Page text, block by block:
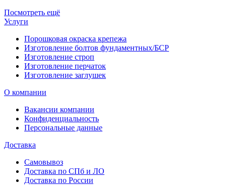
Посмотреть ещё
Услуги
Порошковая окраска крепежа
Изготовление болтов фундаментных/БСР
Изготовление строп
Изготовление перчаток
Изготовление заглушек
О компании
Вакансии компании
Конфиденциальность
Персональные данные
Доставка
Самовывоз
Доставка по СПб и ЛО
Доставка по России